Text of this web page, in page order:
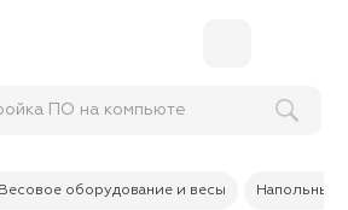
ПО на компьютер
Весовое оборудование и весы Напольные